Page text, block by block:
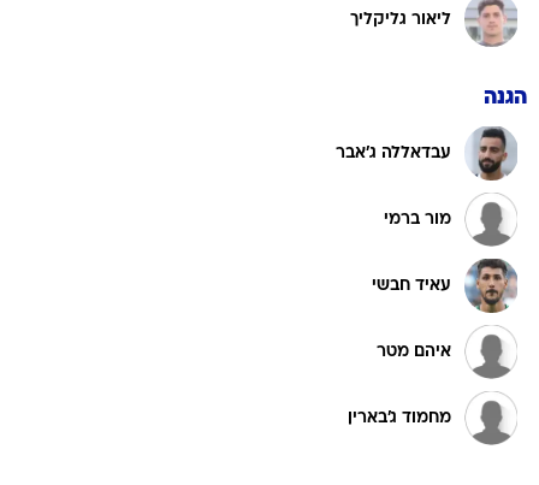
ליאור גליקליך
הגנה
עבדאללה ג'אבר
מור ברמי
עאיד חבשי
איהם מטר
מחמוד ג'בארין